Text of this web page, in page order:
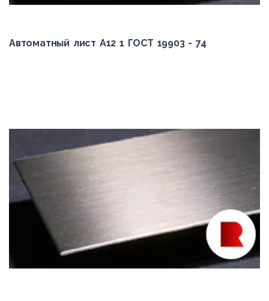
Автоматный лист А12 1 ГОСТ 19903 - 74